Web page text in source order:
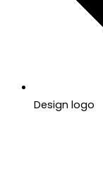
Design logo